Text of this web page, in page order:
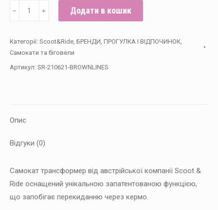
Самокат
Ride
Highwaykick-
до
﹣ ﹢ Додати в кошик
Категорії: Scoot&Ride, БРЕНДИ, ПРОГУЛКА І ВІДПОЧИНОК,
Самокати та біговели
Артикул: SR-210621-BROWNLINES
Опис
Відгуки (0)
Самокат трансформер від австрійської компанії Scoot &
Ride оснащений унікальною запатентованою функцією,
що запобігає перекиданню через кермо.